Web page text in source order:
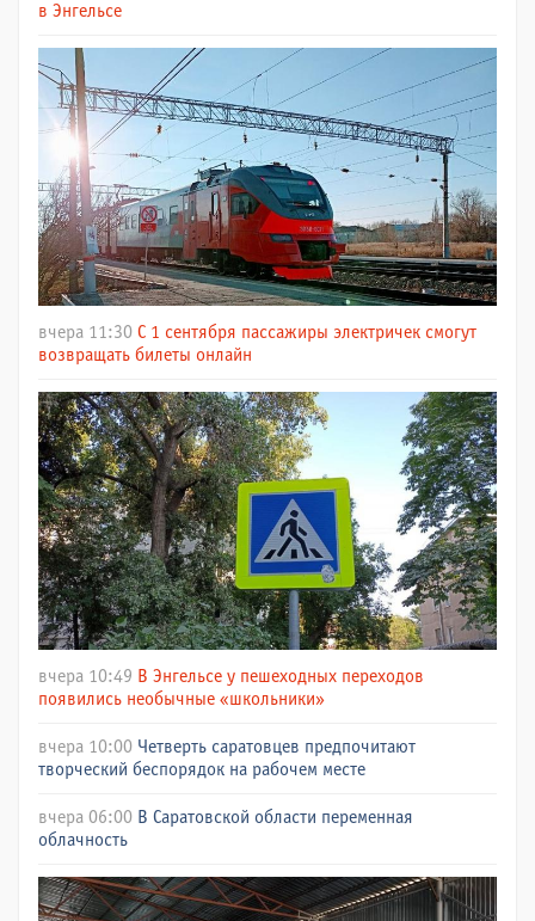
в Энгельсе
вчера 11:30 С 1 сентября пассажиры электричек смогут
возвращать билеты онлайн
вчера 10:49 В Энгельсе у пешеходных переходов
появились необычные «школьники»
вчера 10:00 Четверть саратовцев предпочитают
творческий беспорядок на рабочем месте
вчера 06:00 В Саратовской области переменная
облачность